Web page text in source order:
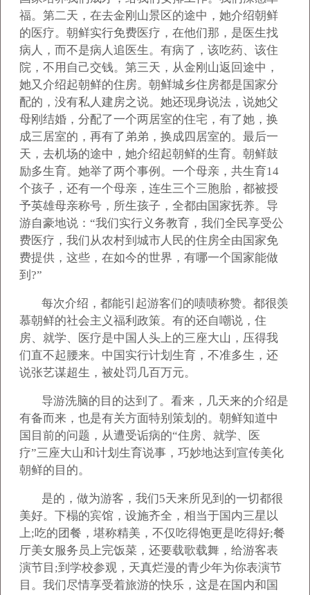
福。第二天，在去金刚山景区的途中，她介绍朝鲜
的医疗。朝鲜实行免费医疗，在他们那，是医生找
病人，而不是病人追医生。有病了，该吃药、该住
院，不用自己交钱。第三天，从金刚山返回途中，
她又介绍起朝鲜的住房。朝鲜城乡住房都是国家分
配的，没有私人建房之说。她还现身说法，说她父
母刚结婚，分配了一个两居室的住宅，有了她，换
成三居室的，再有了弟弟，换成四居室的。最后一
天，去机场的途中，她介绍起朝鲜的生育。朝鲜鼓
励多生育。她举了两个事例。一个母亲，共生育14
个孩子，还有一个母亲，连生三个三胞胎，都被授
予英雄母亲称号，所生孩子，全都由国家抚养。导
游自豪地说：“我们实行义务教育，我们全民享受公
费医疗，我们从农村到城市人民的住房全由国家免
费提供，这些，在如今的世界，有哪一个国家能做
到?”
每次介绍，都能引起游客们的啧啧称赞。都很羡
慕朝鲜的社会主义福利政策。有的还自嘲说，住
房、就学、医疗是中国人头上的三座大山，压得我
们直不起腰来。中国实行计划生育，不准多生，还
说张艺谋超生，被处罚几百万元。
导游洗脑的目的达到了。看来，几天来的介绍是
有备而来，也是有关方面特别策划的。朝鲜知道中
国目前的问题，从遭受诟病的“住房、就学、医
疗”三座大山和计划生育说事，巧妙地达到宣传美化
朝鲜的目的。
是的，做为游客，我们5天来所见到的一切都很
美好。下榻的宾馆，设施齐全，相当于国内三星以
上;吃的团餐，堪称精美，不仅吃得饱更是吃得好;餐
厅美女服务员上完饭菜，还要载歌载舞，给游客表
演节目;到学校参观，天真烂漫的青少年为你表演节
目。我们尽情享受着旅游的快乐，这是在国内和国